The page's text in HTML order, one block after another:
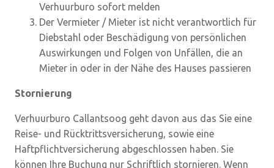
Verhuurburo sofort melden
Der Vermieter / Mieter ist nicht verantwortlich für
Diebstahl oder Beschädigung von persönlichen
Auswirkungen und Folgen von Unfällen, die an
Mieter in oder in der Nähe des Hauses passieren
Stornierung
Verhuurburo Callantsoog geht davon aus das Sie eine
Reise- und Rücktrittsversicherung, sowie eine
Haftpflichtversicherung abgeschlossen haben. Sie
können Ihre Buchung nur Schriftlich stornieren. Wenn